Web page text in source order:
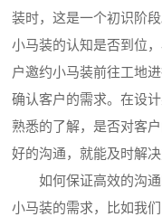
装时，这是一个初识阶
小马装的认知是否到位
户邀约小马装前往工地
确认客户的需求。在设
熟悉的了解，是否对客
好的沟通，就能及时解决
如何保证高效的沟通
小马装的需求，比如我